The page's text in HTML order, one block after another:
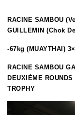
RACINE SAMBOU
GUILLEMIN (Chok
-67kg (MUAYTHAI)
RACINE SAMBOU
DEUXIÈME
TROPHY